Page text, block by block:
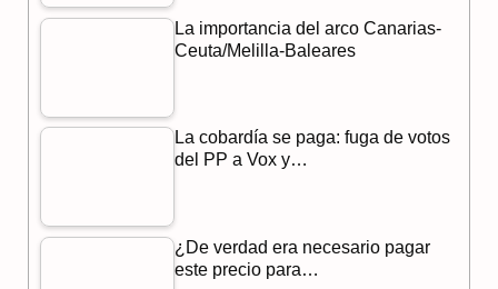
La importancia del arco Canarias-
Ceuta/Melilla-Baleares
La cobardía se paga: fuga de votos
del PP a Vox y…
¿De verdad era necesario pagar
este precio para…